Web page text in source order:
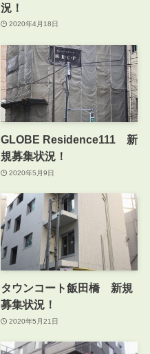
況！
2020年4月18日
GLOBE Residence111 新
規募集状況！
2020年5月9日
タウンコート飯田橋 新規
募集状況！
2020年5月21日